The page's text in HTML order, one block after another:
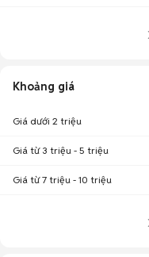
Khoảng giá
Giá dưới 2 triệu
Giá từ 3 triệu - 5 triệu
Giá từ 7 triệu - 10 triệu